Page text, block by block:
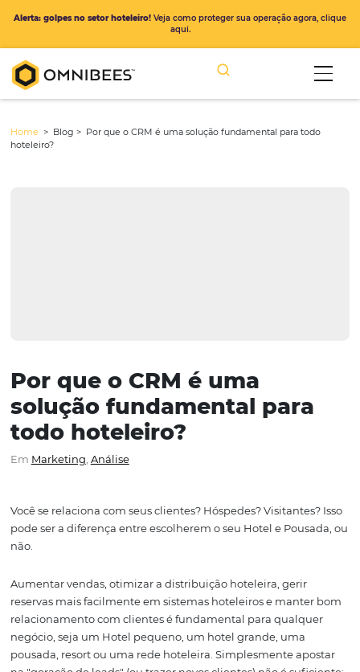
Por que o CRM é uma
todo hoteleiro?
Em
Você se relaciona com seus clientes? Hóspedes?
pode ser a diferença entre escolherem o seu Hotel e
não.
Alerta: golpes no setor hoteleiro!Veja como proteger sua operação